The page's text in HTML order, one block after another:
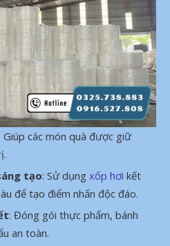
Giúp các món quà được giữ
tạo: Sử dụng xốp hơi kết
để tạo điểm nhấn độc đáo.
: Đóng gói thực phẩm, bánh
an toàn.